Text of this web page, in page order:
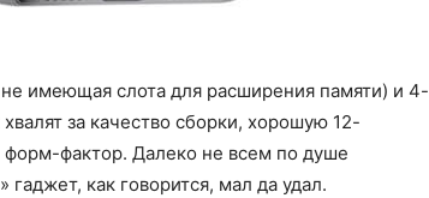
имеющая слота для расширения памяти) и 4-
за качество сборки, хорошую 12-
форм-фактор. Далеко не всем по душе
как говорится, мал да удал.